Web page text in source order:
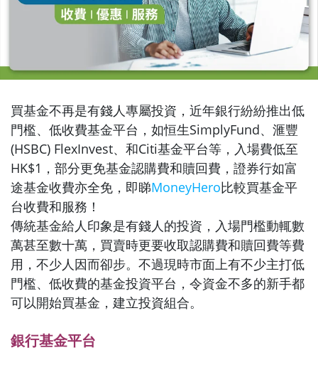
買基金不再是有錢人專屬投資，近年銀行紛紛推出低
門檻、低收費基金平台，如恒生SimplyFund、滙豐
(HSBC) FlexInvest、和Citi基金平台等，入場費低至
HK$1，部分更免基金認購費和贖回費，證券行如富
途基金收費亦全免，即睇MoneyHero比較買基金平
台收費和服務！
傳統基金給人印象是有錢人的投資，入場門檻動輒數
萬甚至數十萬，買賣時更要收取認購費和贖回費等費
用，不少人因而卻步。不過現時市面上有不少主打低
門檻、低收費的基金投資平台，令資金不多的新手都
可以開始買基金，建立投資組合。
銀行基金平台